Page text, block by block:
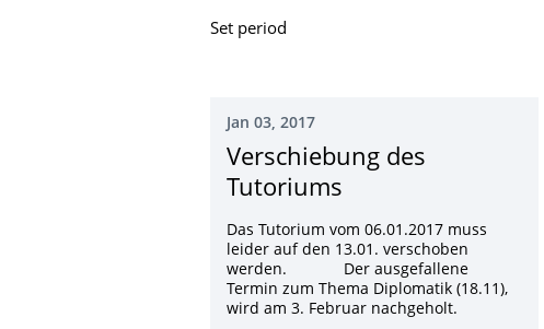
Set period
Jan 03, 2017
Verschiebung des
Tutoriums
Das Tutorium vom 06.01.2017 muss
leider auf den 13.01. verschoben
werden. Der ausgefallene
Termin zum Thema Diplomatik (18.11),
wird am 3. Februar nachgeholt.